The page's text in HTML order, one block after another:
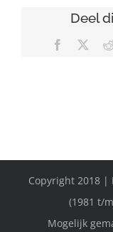
Deel
Facebook
Copyright 2018 |
(1981 t/
Mogelijk